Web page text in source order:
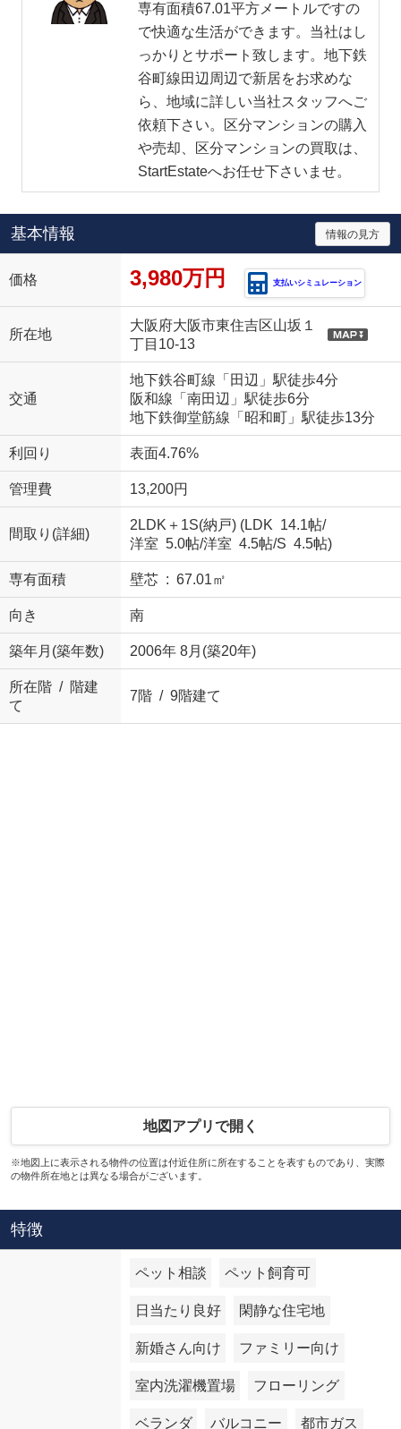
専有面積67.01平方メートルですの
で快適な生活ができます。当社はし
っかりとサポート致します。地下鉄
谷町線田辺周辺で新居をお求めな
ら、地域に詳しい当社スタッフへご
依頼下さい。区分マンションの購入
や売却、区分マンションの買取は、
StartEstateへお任せ下さいませ。
基本情報 情報の見方
価格 3,980万円 支払いシミュレーション
所在地
大阪府大阪市東住吉区山坂１
丁目10-13
交通
地下鉄谷町線「田辺」駅徒歩4分
阪和線「南田辺」駅徒歩6分
地下鉄御堂筋線「昭和町」駅徒歩13分
利回り 表面4.76%
管理費 13,200円
間取り(詳細)
2LDK＋1S(納戸) (LDK 14.1帖/
洋室 5.0帖/洋室 4.5帖/S 4.5帖)
専有面積 壁芯 : 67.01㎡
向き 南
築年月(築年数) 2006年 8月(築20年)
所在階 / 階建
て
7階 / 9階建て
地図アプリで開く
※地図上に表示される物件の位置は付近住所に所在することを表すものであり、実際
の物件所在地とは異なる場合がございます。
特徴
ペット相談 ペット飼育可
日当たり良好 閑静な住宅地
新婚さん向け ファミリー向け
室内洗濯機置場 フローリング
ベランダ バルコニー 都市ガス